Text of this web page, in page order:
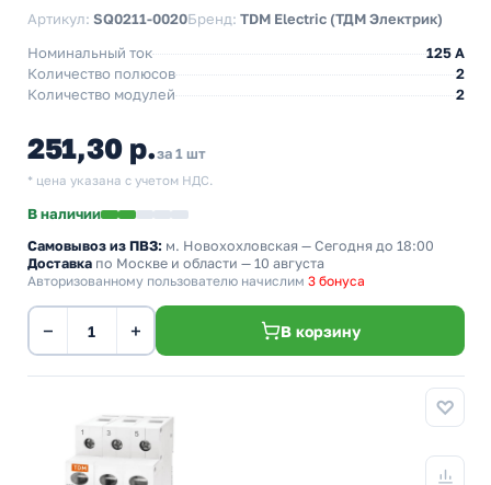
Артикул: SQ0211-0020Бренд: TDM Electric (ТДМ Электрик)
Номинальный ток
125 A
Количество полюсов
2
Количество модулей
2
251,30 р.за 1 шт
* цена указана с учетом НДС.
В наличии
Самовывоз из ПВЗ: м. Новохохловская — Сегодня до 18:00
Доставка по Москве и области — 10 августа
Авторизованному пользователю начислим 3 бонуса
− + В корзину